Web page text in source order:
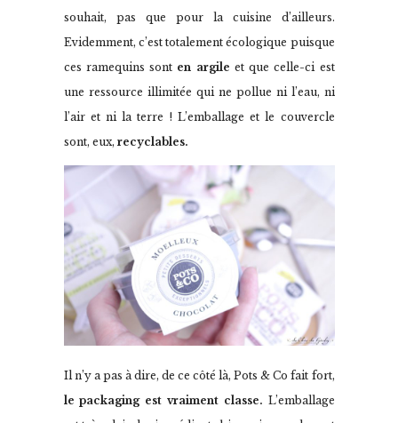
souhait, pas que pour la cuisine d’ailleurs.
Evidemment, c’est totalement écologique puisque
ces ramequins sont en argile et que celle-ci est
une ressource illimitée qui ne pollue ni l’eau, ni
l’air et ni la terre ! L’emballage et le couvercle
sont, eux, recyclables.
Il n’y a pas à dire, de ce côté là, Pots & Co fait fort,
le packaging est vraiment classe. L’emballage